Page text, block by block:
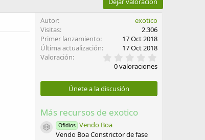
Autor
exotico
Visitas
2.306
Primer lanzamiento
17 Oct 2018
Última actualización
17 Oct 2018
Valoración
,
0
s
0 valoraciones
Únete a la discusión
Más recursos de exotico
Icono del recurso
Ofidios Vendo Boa
Vendo Boa Constrictor de fase